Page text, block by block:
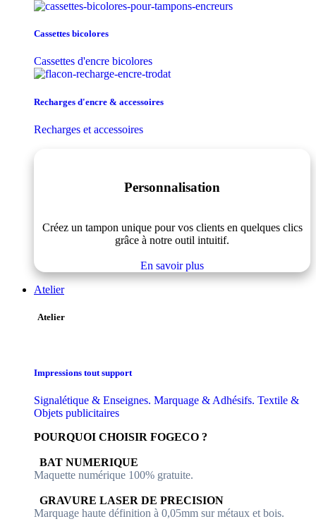
Cassettes bicolores
Cassettes d'encre bicolores
Recharges d'encre & accessoires
Recharges et accessoires
Personnalisation
Créez un tampon unique pour vos clients en quelques clics
grâce à notre outil intuitif.
En savoir plus
Atelier
Atelier
Impressions tout support
Signalétique & Enseignes. Marquage & Adhésifs. Textile &
Objets publicitaires
POURQUOI CHOISIR FOGECO ?
​​ BAT NUMERIQUE
Maquette numérique 100% ​gratuite.
​GRAVURE LASER DE PRECISION
Marquage haute définition à 0,05mm sur métaux et bois.